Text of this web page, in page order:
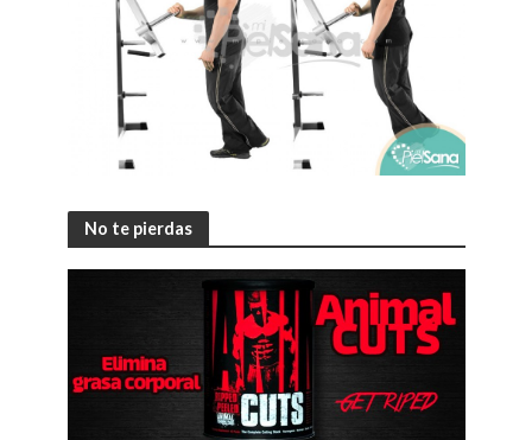
No te pierdas